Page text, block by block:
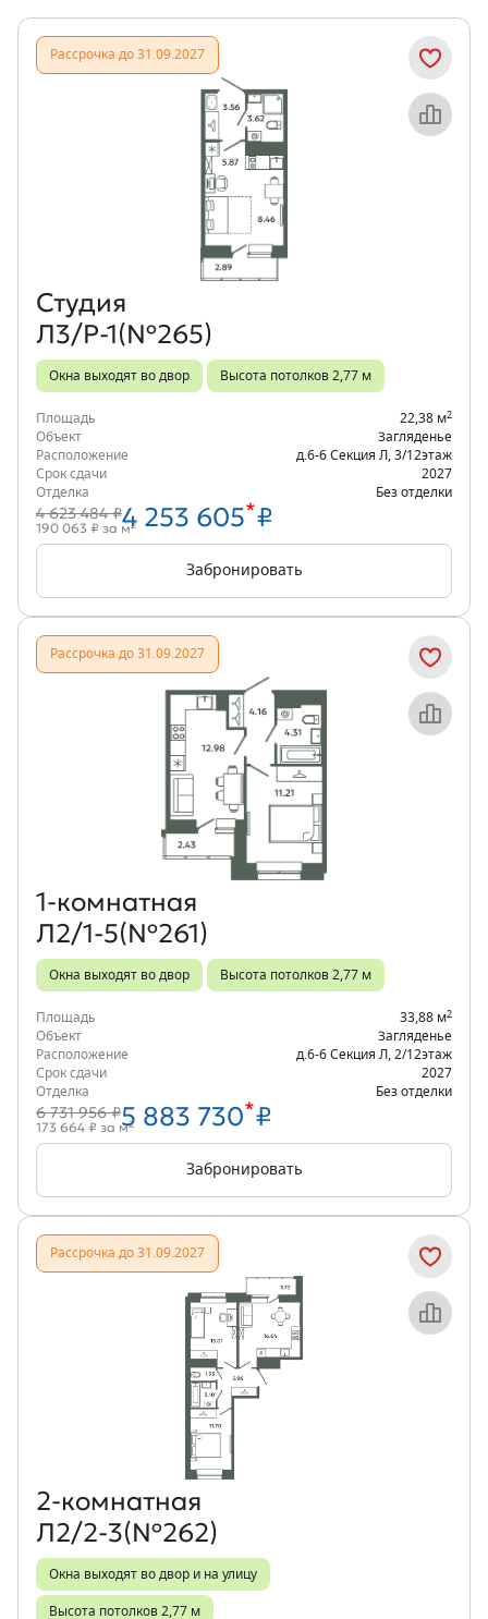
Рассрочка до 31.09.2027
Объект месяца
Студия
Л3/Р-1(№265)
Окна выходят во двор Высота потолков 2,77 м
Площадь 22,38 м2
Объект
Загляденье
Расположение
д.6-6 Секция Л 3/12этаж
Срок сдачи
2027
Отделка
Без отделки
4 623 484 ₽4 253 605*₽
190 063 ₽ за м2
Забронировать
Рассрочка до 31.09.2027
Объект месяца
1‑комнатная
Л2/1-5(№261)
Окна выходят во двор Высота потолков 2,77 м
Площадь 33,88 м2
Объект
Загляденье
Расположение
д.6-6 Секция Л 2/12этаж
Срок сдачи
2027
Отделка
Без отделки
6 731 956 ₽5 883 730*₽
173 664 ₽ за м2
Забронировать
Рассрочка до 31.09.2027
Объект месяца
2‑комнатная
Л2/2-3(№262)
Окна выходят во двор и на улицу
Высота потолков 2,77 м